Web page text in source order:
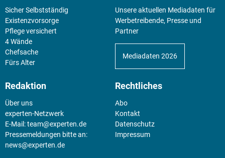
Sicher Selbstständig
Existenz­vorsorge
Pflege versichert
4 Wände
Chefsache
Fürs Alter
Unsere aktuellen Mediadaten für
Werbetreibende, Presse und
Partner
Mediadaten 2026
Redaktion
Über uns
experten-Netzwerk
E-Mail:team@experten.de
Pressemeldungen bitte an:
news@experten.de
Rechtliches
Abo
Kontakt
Datenschutz
Impressum